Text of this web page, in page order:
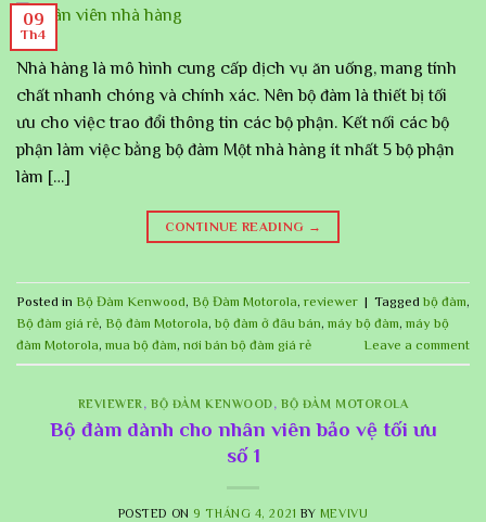
09
Th4
Nhà hàng là mô hình cung cấp dịch vụ ăn uống, mang tính
chất nhanh chóng và chính xác. Nên bộ đàm là thiết bị tối
ưu cho việc trao đổi thông tin các bộ phận. Kết nối các bộ
phận làm việc bằng bộ đàm Một nhà hàng ít nhất 5 bộ phận
làm […]
CONTINUE READING →
Posted in Bộ Đàm Kenwood, Bộ Đàm Motorola, reviewer | Tagged bộ đàm,
Bộ đàm giá rẻ, Bộ đàm Motorola, bộ đàm ở đâu bán, máy bộ đàm, máy bộ
đàm Motorola, mua bộ đàm, nơi bán bộ đàm giá rẻ Leave a comment
REVIEWER ,BỘ ĐÀM KENWOOD,BỘ ĐÀM MOTOROLA
Bộ đàm dành cho nhân viên bảo vệ tối ưu
số 1
POSTED ON 9 THÁNG 4, 2021 BY MEVIVU